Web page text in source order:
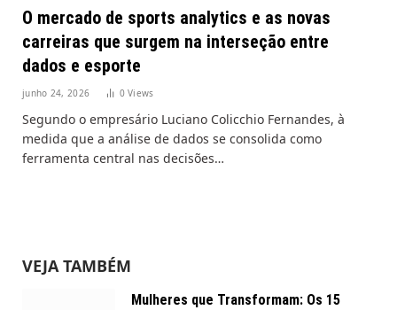
O mercado de sports analytics e as novas
carreiras que surgem na interseção entre
dados e esporte
junho 24, 2026 0Views
Segundo o empresário Luciano Colicchio Fernandes, à
medida que a análise de dados se consolida como
ferramenta central nas decisões…
VEJA TAMBÉM
Mulheres que Transformam: Os 15